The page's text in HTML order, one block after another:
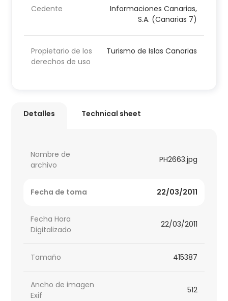
Cedente
Informaciones Canarias,
S.A. (Canarias 7)
Propietario de los
derechos de uso
Turismo de Islas Canarias
Detalles Technical sheet
Nombre de
archivo
PH2663.jpg
Fecha de toma 22/03/2011
Fecha Hora
Digitalizado
22/03/2011
Tamaño 415387
Ancho de imagen
Exif
512